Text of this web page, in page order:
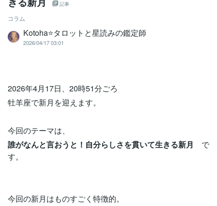
記事
コラム
Kotoha⭐タロットと星読みの鑑定師
2026/04/17 03:01
2026年4月17日、20時51分ごろ
牡羊座で新月を迎えます。
今回のテーマは、
誰がなんと言おうと！自分らしさを貫いて生きる新月 で
す。
今回の新月はものすごく特徴的。